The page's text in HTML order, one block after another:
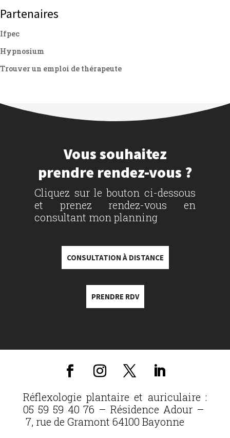
Partenaires
Ifpec
Hypnosium
Trouver un emploi de thérapeute
Vous souhaitez
prendre rendez-vous ?
Cliquez sur le bouton ci-dessous
et prenez rendez-vous en
consultant mon planning
CONSULTATION À DISTANCE
PRENDRE RDV
Réflexologie plantaire et auriculaire :
05 59 59 40 76 – Résidence Adour –
7, rue de Gramont 64100 Bayonne